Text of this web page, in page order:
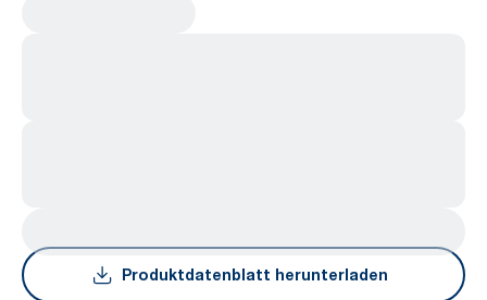
Produktdatenblatt herunterladen